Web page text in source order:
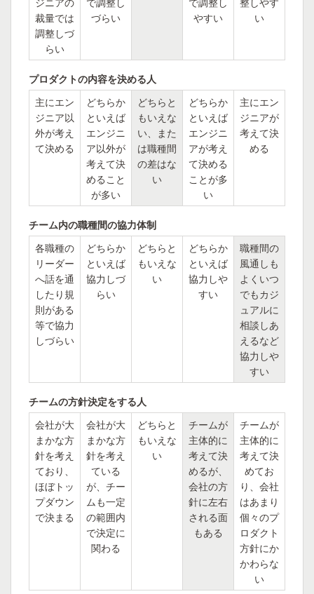
裁量では
調整しづ
らい
づらい
やすい
い
プロダクトの内容を決める人
主にエン
ジニア以
外が考え
て決める
どちらか
といえば
エンジニ
ア以外が
考えて決
めること
が多い
どちらと
もいえな
い、また
は職種間
の差はな
い
どちらか
といえば
エンジニ
アが考え
て決める
ことが多
い
主にエン
ジニアが
考えて決
める
チーム内の職種間の協力体制
各職種の
リーダー
へ話を通
したり規
則がある
等で協力
しづらい
どちらか
といえば
協力しづ
らい
どちらと
もいえな
い
どちらか
といえば
協力しや
すい
職種間の
風通しも
よくいつ
でもカジ
ュアルに
相談しあ
えるなど
協力しや
すい
チームの方針決定をする人
会社が大
まかな方
針を考え
ており、
ほぼトッ
プダウン
で決まる
会社が大
まかな方
針を考え
ている
が、チー
ムも一定
の範囲内
で決定に
関わる
どちらと
もいえな
い
チームが
主体的に
考えて決
めるが、
会社の方
針に左右
される面
もある
チームが
主体的に
考えて決
めてお
り、会社
はあまり
個々のプ
ロダクト
方針にか
かわらな
い